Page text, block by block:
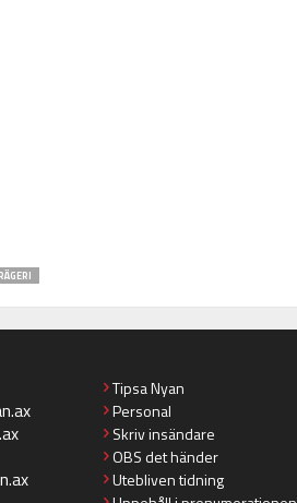
Tipsa Nyan
Personal
Skriv insändare
OBS det händer
Utebliven tidning